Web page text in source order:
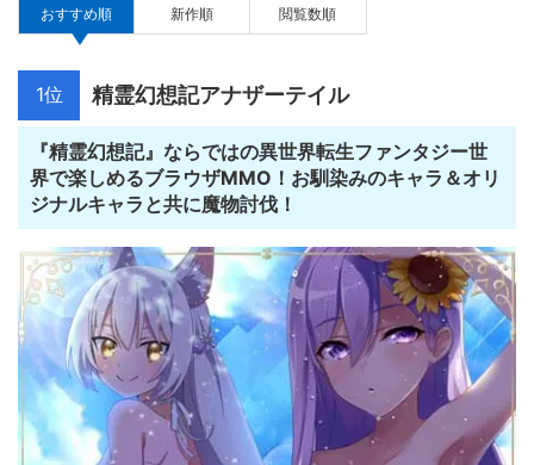
おすすめ順 新作順 閲覧数順
1位 精霊幻想記アナザーテイル
『精霊幻想記』ならではの異世界転生ファンタジー世
界で楽しめるブラウザMMO！お馴染みのキャラ＆オリ
ジナルキャラと共に魔物討伐！